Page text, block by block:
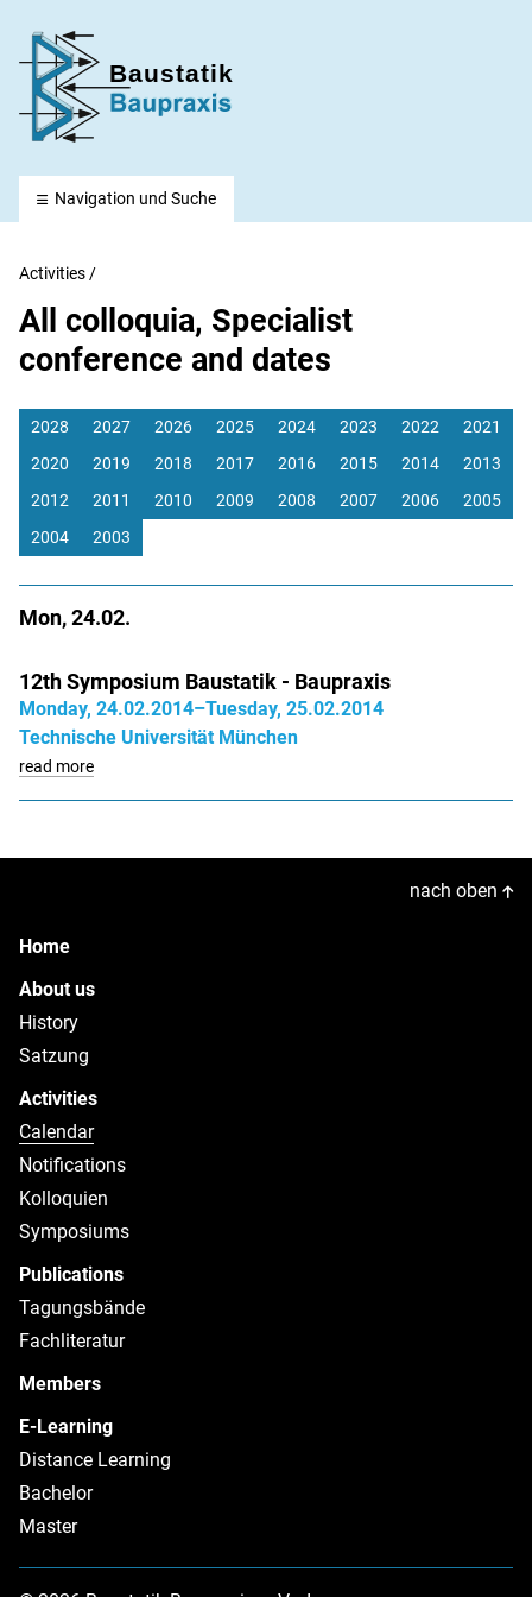
Navigation und Suche
Activities /
All colloquia, Specialist
conference and dates
2028 2027 2026 2025 2024 2023 2022
2021
2020
2019 2018 2017 2016 2015 2014
2013
2012
2011 2010 2009 2008 2007 2006
2005
2004
2003
Mon, 24.02.
12th Symposium Baustatik - Baupraxis
Monday, 24.02.2014–Tuesday, 25.02.2014
Technische Universität München
read more
nach oben
Home
About us
History
Satzung
Activities
Calendar
Notifications
Kolloquien
Symposiums
Publications
Tagungsbände
Fachliteratur
Members
E-Learning
Distance Learning
Bachelor
Master